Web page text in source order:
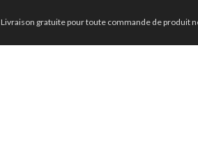
Livraison gratuite pour toute commande de produit